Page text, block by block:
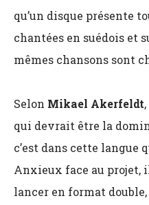
qu’un disque présente
chantées en suédois et
mêmes chansons sont
Selon Mikael Akerfeldt
qui devrait être la
c’est dans cette langue
Anxieux face au projet,
lancer en format